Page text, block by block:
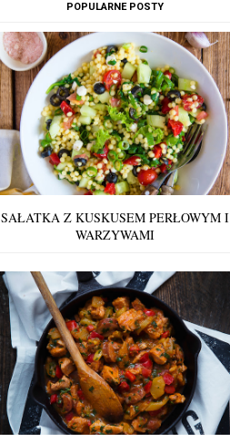
POPULARNE POSTY
SAŁATKA Z KUSKUSEM PERŁOWYM I
WARZYWAMI